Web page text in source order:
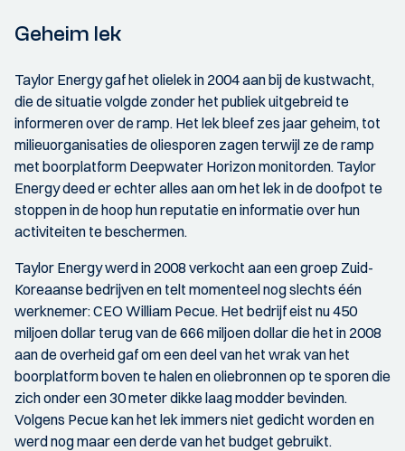
Geheim lek
Taylor Energy gaf het olielek in 2004 aan bij de kustwacht,
die de situatie volgde zonder het publiek uitgebreid te
informeren over de ramp. Het lek bleef zes jaar geheim, tot
milieuorganisaties de oliesporen zagen terwijl ze de ramp
met boorplatform Deepwater Horizon monitorden. Taylor
Energy deed er echter alles aan om het lek in de doofpot te
stoppen in de hoop hun reputatie en informatie over hun
activiteiten te beschermen.
Taylor Energy werd in 2008 verkocht aan een groep Zuid-
Koreaanse bedrijven en telt momenteel nog slechts één
werknemer: CEO William Pecue. Het bedrijf eist nu 450
miljoen dollar terug van de 666 miljoen dollar die het in 2008
aan de overheid gaf om een deel van het wrak van het
boorplatform boven te halen en oliebronnen op te sporen die
zich onder een 30 meter dikke laag modder bevinden.
Volgens Pecue kan het lek immers niet gedicht worden en
werd nog maar een derde van het budget gebruikt.